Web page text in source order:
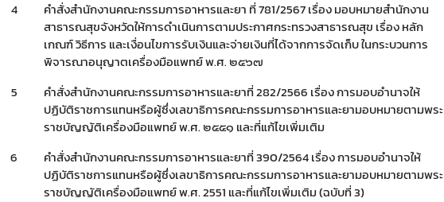
4
คำสั่งสำนักงานคณะกรรมการอาหารและยา ที่ 781/2567 เรื่อง มอบหมายสำนักงาน
สาธารณสุขจังหวัดให้การดำเนินการตามประกาศกระทรวงสาธารณสุข เรื่อง หลัก
เกณฑ์ วิธีการ และเงื่อนไขการรับเงินและจ่ายเงินที่ได้จากการจัดเก็บ ในกระบวนการ
พิจารณาอนุญาตเครื่องมือแพทย์ พ.ศ. ๒๕๖๗
5
คำสั่งสำนักงานคณะกรรมการอาหารและยาที่ 282/2566 เรื่อง การมอบอำนาจให้
ปฏิบัติราชการแทนหรือผู้ซึ่งเลขาธิการคณะกรรมการอาหารและยามอบหมายตามพระ
ราชบัญญัติเครื่องมือแพทย์ พ.ศ. ๒๕๕๑ และที่แก้ไขเพิ่มเติม
6
คำสั่งสำนักงานคณะกรรมการอาหารและยาที่ 390/2564 เรื่อง การมอบอำนาจให้
ปฏิบัติราชการแทนหรือผู้ซึ่งเลขาธิการคณะกรรมการอาหารและยามอบหมายตามพระ
ราชบัญญัติเครื่องมือแพทย์ พ.ศ. 2551 และที่แก้ไขเพิ่มเติม (ฉบับที่ 3)
ข่าวประชาสัมพันธ์